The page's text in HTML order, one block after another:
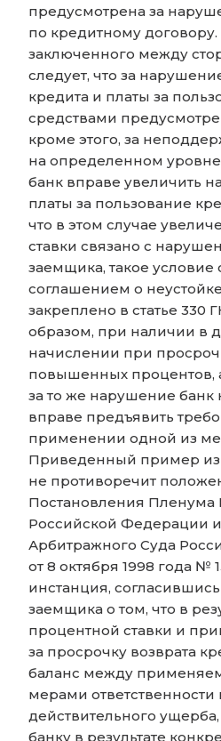
предусмотрена за
по кредитному договору.
заключенного между
следует, что за
кредита и платы за
средствами
кроме этого, за
на определенном уровне
банк вправе увеличить
платы за пользование
что в этом случае
ставки связано с
заемщика, такое условие
соглашением о
закреплено в статье 330
образом, при наличии в
начислении при
повышенных процентов,
за то же нарушение банк
вправе предъявить
применении одной из
Приведенный пример из
не противоречит
Постановления Пленума
Российской Федерации
Арбитражного Суда
от 8 октября 1998 года №
инстанция,
заемщика о том, что в
процентной ставки и
за просрочку возврата
баланс между
мерами
действительного
банку в результате